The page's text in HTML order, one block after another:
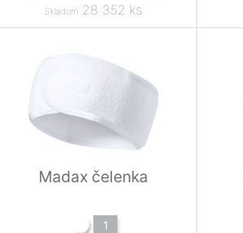
Skladom 28 352 ks
Madax čelenka
1